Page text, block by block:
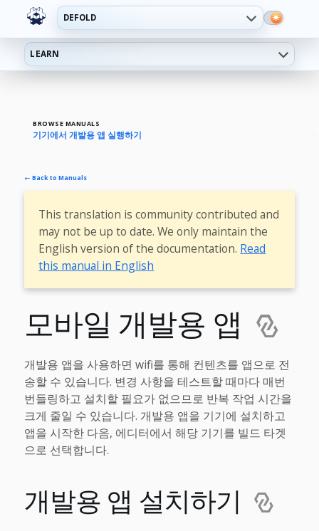
DEFOLD
LEARN
BROWSE MANUALS
기기에서 개발용 앱 실행하기
← Back to Manuals
This translation is community contributed and
may not be up to date. We only maintain the
English version of the documentation. Read
this manual in English
모바일 개발용 앱
개발용 앱을 사용하면 wifi를 통해 컨텐츠를 앱으로 전
송할 수 있습니다. 변경 사항을 테스트할 때마다 매번
번들링하고 설치할 필요가 없으므로 반복 작업 시간을
크게 줄일 수 있습니다. 개발용 앱을 기기에 설치하고
앱을 시작한 다음, 에디터에서 해당 기기를 빌드 타겟
으로 선택합니다.
개발용 앱 설치하기